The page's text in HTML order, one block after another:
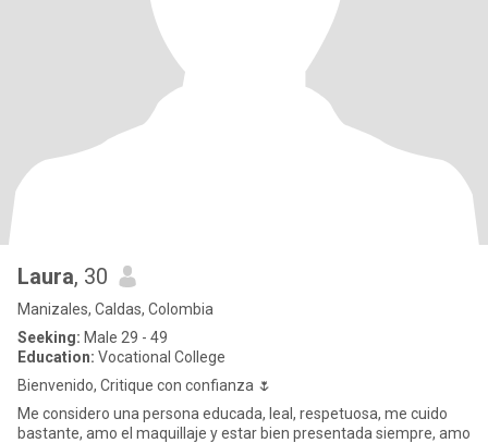
Laura, 30
Manizales, Caldas, Colombia
Seeking: Male 29 - 49
Education: Vocational College
Bienvenido, Critique con confianza 🌷
Me considero una persona educada, leal, respetuosa, me cuido
bastante, amo el maquillaje y estar bien presentada siempre, amo